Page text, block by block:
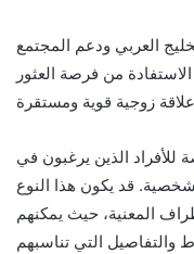
العربي ودعم المجتمع
من فرصة العثور
للأفراد الذين يرغبون في
قد يكون هذا النوع
المعنية، حيث يمكنهم